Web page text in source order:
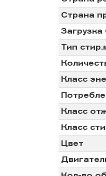
Страна
Загрузка
Тип
Класс
Класс
Класс
Цвет